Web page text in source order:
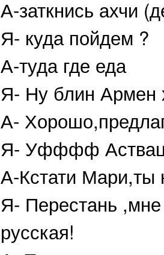
А-заткнись ахчи
Я- куда пойдем ?
А-туда где еда
Я- Ну блин Армен
А-
Я- Уфффф
А-Кстати Мари,ты
Я- Перестань ,мне
русская!